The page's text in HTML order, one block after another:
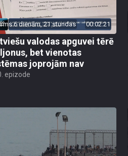
6 dienām, 21 stundas 00:02:21
valodas apguvei tērē
bet vienotas
joprojām nav
epizode